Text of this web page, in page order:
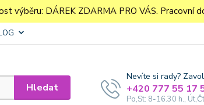
výběru: DÁREK ZDARMA PRO VÁS. Pracovní
Hledat
Nevíte si rady?
+420 777 55 17
Po,St: 8-16.30 h.,